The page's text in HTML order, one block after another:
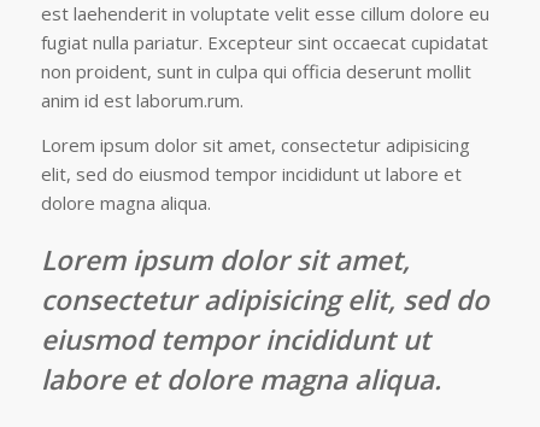
est laehenderit in voluptate velit esse cillum dolore eu
fugiat nulla pariatur. Excepteur sint occaecat cupidatat
non proident, sunt in culpa qui officia deserunt mollit
anim id est laborum.rum.
Lorem ipsum dolor sit amet, consectetur adipisicing
elit, sed do eiusmod tempor incididunt ut labore et
dolore magna aliqua.
Lorem ipsum dolor sit amet,
consectetur adipisicing elit, sed do
eiusmod tempor incididunt ut
labore et dolore magna aliqua.